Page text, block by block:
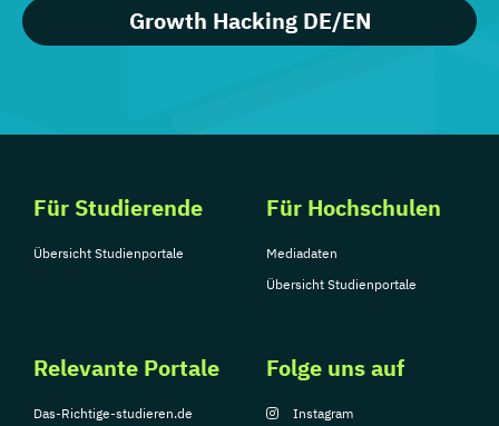
Growth Hacking DE/EN
Für Studierende
Übersicht Studienportale
Für Hochschulen
Mediadaten
Übersicht Studienportale
Relevante Portale
Das-Richtige-studieren.de
Folge uns auf
Instagram